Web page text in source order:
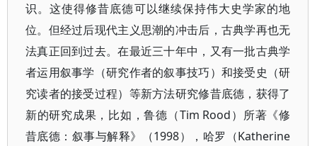
识。这使得修昔底德可以继续保持伟大史学家的地
位。但经过后现代主义思潮的冲击后，古典学再也无
法真正回到过去。在最近三十年中，又有一批古典学
者运用叙事学（研究作者的叙事技巧）和接受史（研
究读者的接受过程）等新方法研究修昔底德，获得了
新的研究成果，比如，鲁德（Tim Rood）所著《修
昔底德：叙事与解释》（1998），哈罗（Katherine